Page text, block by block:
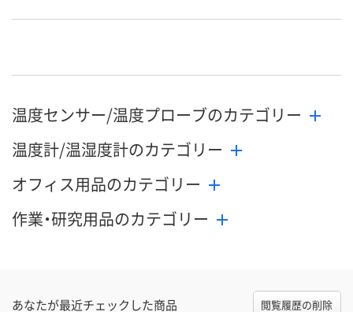
カゴへ カゴへ
温度センサー/温度プローブのカテゴリー
温度計/温湿度計のカテゴリー
オフィス用品のカテゴリー
作業・研究用品のカテゴリー
あなたが最近チェックした商品 閲覧履歴の削除